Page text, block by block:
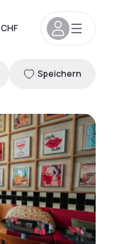
CHF
Speichern